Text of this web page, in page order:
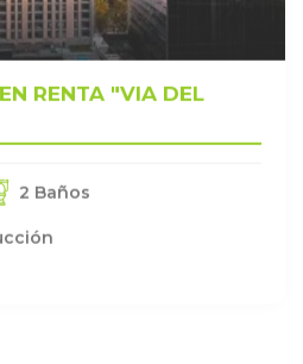
RENTA "VIA DEL
2 Baños